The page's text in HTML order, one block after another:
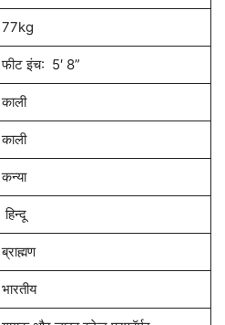
77kg
फीट इंच: 5′ 8”
काली
काली
कन्या
हिन्दू
ब्राह्मण
भारतीय